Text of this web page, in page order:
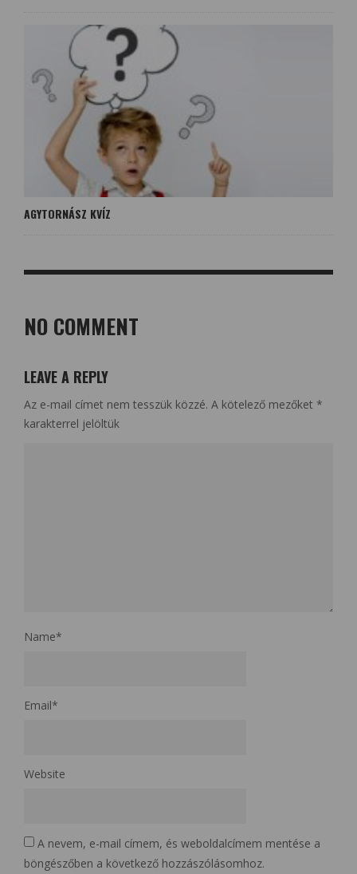
AGYTORNÁSZ KVÍZ
NO COMMENT
LEAVE A REPLY
Az e-mail címet nem tesszük közzé. A kötelező mezőket *
karakterrel jelöltük
Name*
Email*
Website
A nevem, e-mail címem, és weboldalcímem mentése a
böngészőben a következő hozzászólásomhoz.